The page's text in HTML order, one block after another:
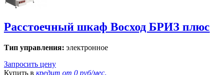
Расстоечный шкаф Восход БРИЗ плюс
Тип управления: электронное
Запросить цену
Купить в кредит от 0 руб/мес.